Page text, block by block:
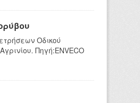
Οδικού
Πηγή:ENVECO